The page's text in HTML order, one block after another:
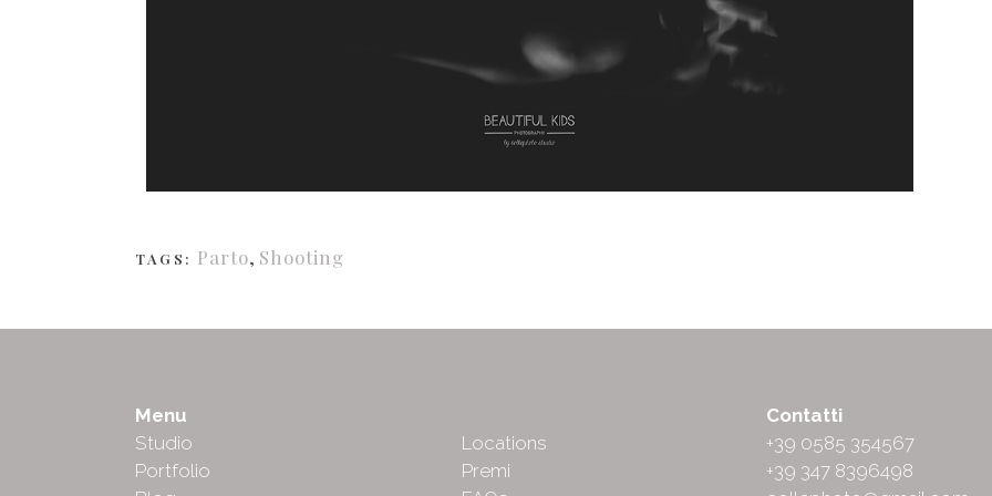
TAGS: Parto, Shooting
Menu
Studio
Portfolio
Locations
Premi
Contatti
+39 0585 354567
+39 347 8396498